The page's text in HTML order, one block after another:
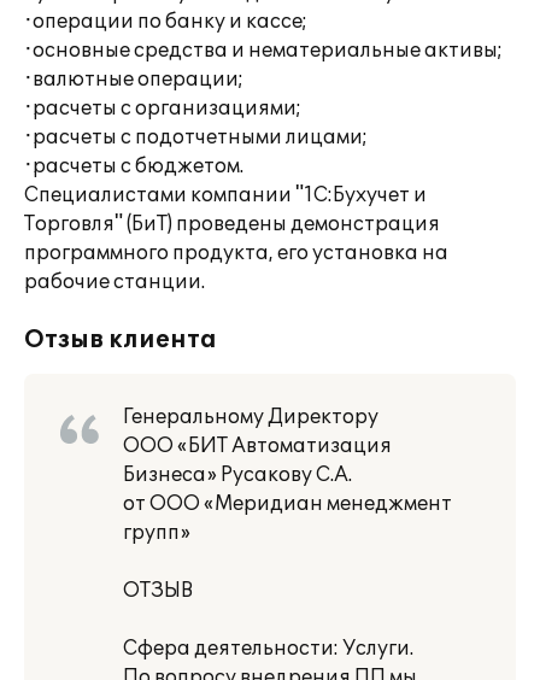
·операции по банку и кассе;
·основные средства и нематериальные активы;
·валютные операции;
·расчеты с организациями;
·расчеты с подотчетными лицами;
·расчеты с бюджетом.
Специалистами компании "1С:Бухучет и
Торговля" (БиТ) проведены демонстрация
программного продукта, его установка на
рабочие станции.
Отзыв клиента
Генеральному Директору
ООО «БИТ Автоматизация
Бизнеса» Русакову С.А.
от ООО «Меридиан менеджмент
групп»
ОТЗЫВ
Сфера деятельности: Услуги.